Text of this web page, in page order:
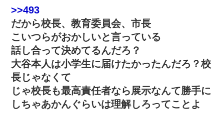
>>493
だから校長、教育委員会、市長
こいつらがおかしいと言っている
話し合って決めてるんだろ？
大谷本人は小学生に届けたかったんだろ？校
長じゃなくて
じゃ校長も最高責任者なら展示なんて勝手に
しちゃあかんぐらいは理解しろってことよ